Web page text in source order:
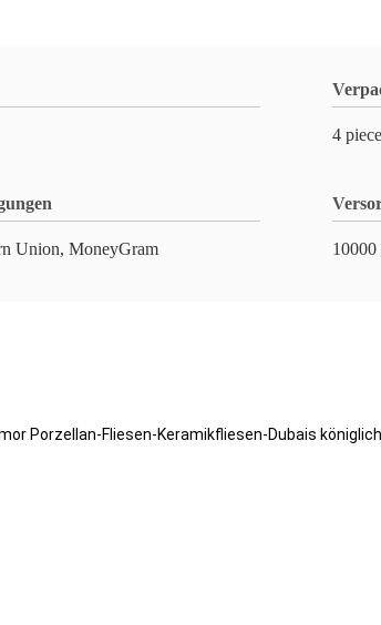
4
Union, MoneyGram 10000
Porzellan-Fliesen-Keramikfliesen-Dubais